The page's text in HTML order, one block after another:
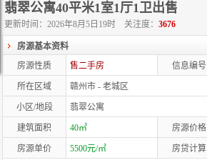
翡翠公寓40平米1室1厅1卫出售
更新时间：2026年8月5日19时 关注度： 3676
房源基本资料
房源性质
售二手房 信息编号
所在区域 赣州市 - 老城区
小区/地段 翡翠公寓
建筑面积 40㎡ 房源价格
房源单价 5500元/㎡ 房贷计算